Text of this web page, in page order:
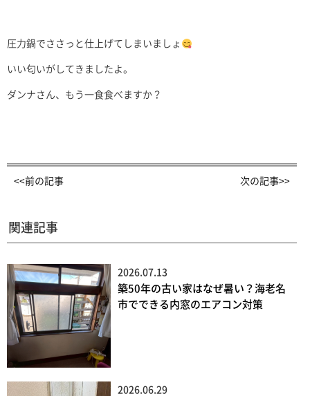
圧力鍋でささっと仕上げてしまいましょ
いい匂いがしてきましたよ。
ダンナさん、もう一食食べますか？
<<前の記事 次の記事>>
関連記事
2026.07.13
築50年の古い家はなぜ暑い？海老名
市でできる内窓のエアコン対策
2026.06.29